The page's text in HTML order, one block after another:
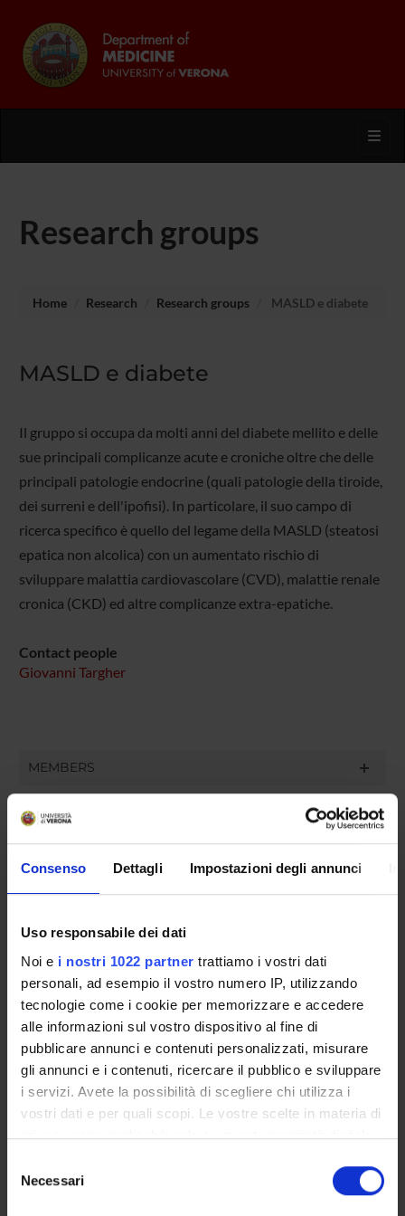
Consenso Dettagli Impostazioni degli annunci
Uso responsabile dei dati
Noi e i nostri 1022 partner trattiamo i vostri dati
personali, ad esempio il vostro numero IP, utilizzando
tecnologie come i cookie per memorizzare e accedere
alle informazioni sul vostro dispositivo al fine di
pubblicare annunci e contenuti personalizzati, misurare
gli annunci e i contenuti, ricercare il pubblico e sviluppare
i servizi. Avete la possibilità di scegliere chi utilizza i
vostri dati e per quali scopi. Le vostre scelte in materia di
privacy sono applicabili solo su questa proprietà digitale
modificare o revocare il proprio consenso in qualsiasi
momento dalla Dichiarazione sui cookie o facendo clic
delNecessari
Research groups
Home Research Research groups MASLD e diabete
MASLD e diabete
Il gruppo si occupa da molti anni del diabete mellito e delle
sue principali complicanze acute e croniche oltre che delle
principali patologie endocrine (quali patologie della tiroide,
dei surreni e dell'ipofisi). In particolare, il suo campo di
ricerca specifico è quello del legame della MASLD (steatosi
epatica non alcolica) con un aumentato rischio di
sviluppare malattia cardiovascolare (CVD), malattie renale
cronica (CKD) ed altre complicanze extra-epatiche.
Contact people
Giovanni Targher
MEMBERS
Alessandro Mantovani
Associate Professor
Giovanni Targher
Full Professor
RESEARCH INTERESTS
PROJECTS
ACTIVITIES
RESEARCH GROUPS
Biologia e clinica del trapianto autologo e allogenico